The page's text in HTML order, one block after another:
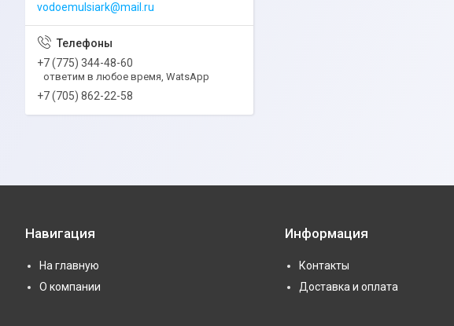
vodoemulsiark@mail.ru
+7 (775) 344-48-60
ответим в любое время, WatsApp
+7 (705) 862-22-58
Навигация
На главную
О компании
Информация
Контакты
Доставка и оплата